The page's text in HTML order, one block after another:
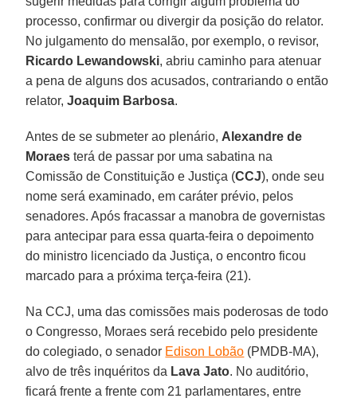
processo, confirmar ou divergir da posição do relator.
No julgamento do mensalão, por exemplo, o revisor,
Ricardo Lewandowski, abriu caminho para atenuar
a pena de alguns dos acusados, contrariando o então
relator,Joaquim Barbosa.
Antes de se submeter ao plenário, Alexandre de
Moraes terá de passar por uma sabatina na
Comissão de Constituição e Justiça (CCJ), onde seu
nome será examinado, em caráter prévio, pelos
senadores. Após fracassar a manobra de governistas
para antecipar para essa quarta-feira o depoimento
do ministro licenciado da Justiça, o encontro ficou
marcado para a próxima terça-feira (21).
Na CCJ, uma das comissões mais poderosas de todo
o Congresso, Moraes será recebido pelo presidente
do colegiado, o senador Edison Lobão (PMDB-MA),
alvo de três inquéritos da Lava Jato. No auditório,
ficará frente a frente com 21 parlamentares, entre